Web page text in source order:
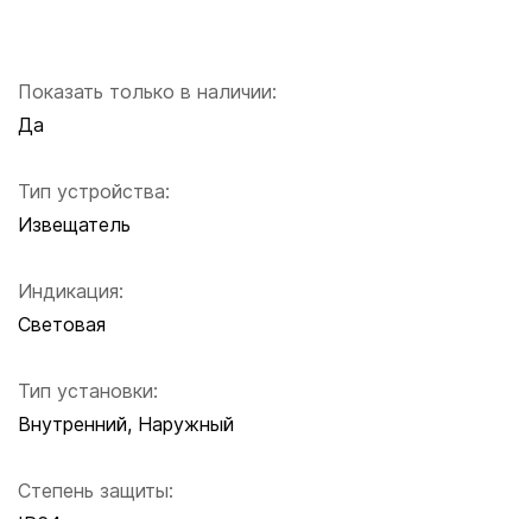
Показать только в наличии:
Да
Тип устройства:
Извещатель
Индикация:
Световая
Тип установки:
Внутренний, Наружный
Степень защиты: